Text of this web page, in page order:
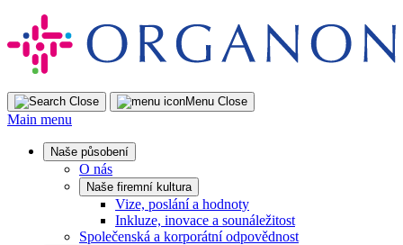
content
Close Menu Close
Main menu
Naše působení
O nás
Naše firemní kultura
Vize, poslání a hodnoty
Inkluze, inovace a sounáležitost
Společenská a korporátní odpovědnost